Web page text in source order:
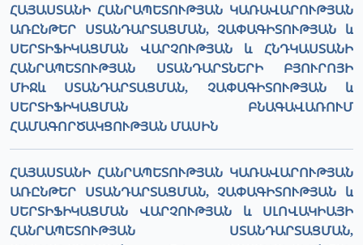
ՀԱՅԱՍՏԱՆԻ ՀԱՆՐԱՊԵՏՈՒԹՅԱՆ ԿԱՌԱՎԱՐՈՒԹՅԱՆ
ԱՌԸՆԹԵՐ ՍՏԱՆԴԱՐՏԱՑՄԱՆ, ՉԱՓԱԳԻՏՈՒԹՅԱՆ և
ՍԵՐՏԻՖԻԿԱՑՄԱՆ ՎԱՐՉՈՒԹՅԱՆ և ՀՆԴԿԱՍՏԱՆԻ
ՀԱՆՐԱՊԵՏՈՒԹՅԱՆ ՍՏԱՆԴԱՐՏՆԵՐԻ ԲՅՈՒՐՈՅԻ
ՄԻՋև ՍՏԱՆԴԱՐՏԱՑՄԱՆ, ՉԱՓԱԳԻՏՈՒԹՅԱՆ և
ՍԵՐՏԻՖԻԿԱՑՄԱՆ ԲՆԱԳԱՎԱՌՈՒՄ
ՀԱՄԱԳՈՐԾԱԿՑՈՒԹՅԱՆ ՄԱՍԻՆ
ՀԱՅԱՍՏԱՆԻ ՀԱՆՐԱՊԵՏՈՒԹՅԱՆ ԿԱՌԱՎԱՐՈՒԹՅԱՆ
ԱՌԸՆԹԵՐ ՍՏԱՆԴԱՐՏԱՑՄԱՆ, ՉԱՓԱԳԻՏՈՒԹՅԱՆ և
ՍԵՐՏԻՖԻԿԱՑՄԱՆ ՎԱՐՉՈՒԹՅԱՆ և ՍԼՈՎԱԿԻԱՅԻ
ՀԱՆՐԱՊԵՏՈՒԹՅԱՆ ՍՏԱՆԴԱՐՏԱՑՄԱՆ,